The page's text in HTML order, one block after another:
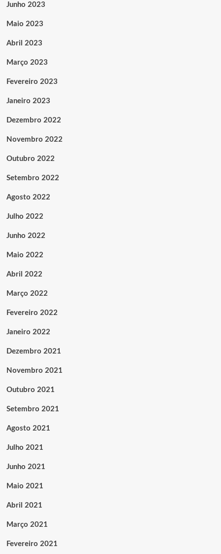
Junho 2023
Maio 2023
Abril 2023
Março 2023
Fevereiro 2023
Janeiro 2023
Dezembro 2022
Novembro 2022
Outubro 2022
Setembro 2022
Agosto 2022
Julho 2022
Junho 2022
Maio 2022
Abril 2022
Março 2022
Fevereiro 2022
Janeiro 2022
Dezembro 2021
Novembro 2021
Outubro 2021
Setembro 2021
Agosto 2021
Julho 2021
Junho 2021
Maio 2021
Abril 2021
Março 2021
Fevereiro 2021